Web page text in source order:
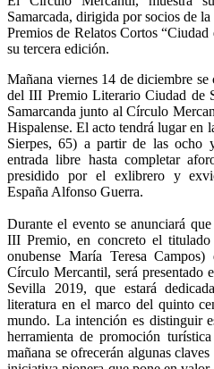
Samarcada, dirigida por socios de
Premios de Relatos Cortos
su tercera edición.
Mañana viernes 14 de diciembre se
del III Premio Literario Ciudad de
Samarcanda junto al Círculo
Hispalense. El acto tendrá lugar en
Sierpes, 65) a partir de las ocho
entrada libre hasta completar
presidido por el exlibrero y
España Alfonso Guerra.
Durante el evento se anunciará
III Premio, en concreto el
onubense María Teresa
Círculo Mercantil, será presentado
Sevilla 2019, que estará
literatura en el marco del quinto
mundo. La intención es distinguir
herramienta de promoción
mañana se ofrecerán algunas